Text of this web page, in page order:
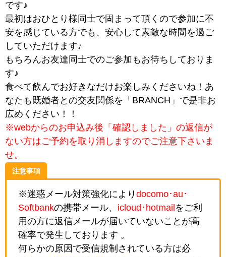
です♪
最初はおひとり様同士で固まって頂くので参加に不
安を感じている方でも、安心して素敵な時間を過ご
していただけます♪
もちろんお友達同士でのご参加もお待ちしておりま
す♪
食べて飲んでお好きなだけお楽しみくださいね！あ
なたも既婚者との交友関係を「BRANCH」で是非お
広めください！！
※webからのお申込み後「確認しました」の返信が
ない方はご予約を取り消しますのでご注意下さいま
せ。
注意事項
※迷惑メール対策強化により docomo･au･
Softbankの携帯メール、 icloud･hotmail をご利
用の方に返信メールが届いていないことが高
確率で発生しております 。
何らかの原因で受信規制されている方は必